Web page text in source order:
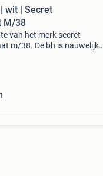
wit | Secret
M/38
van het merk secret
m/38. De bh is nauwelijks